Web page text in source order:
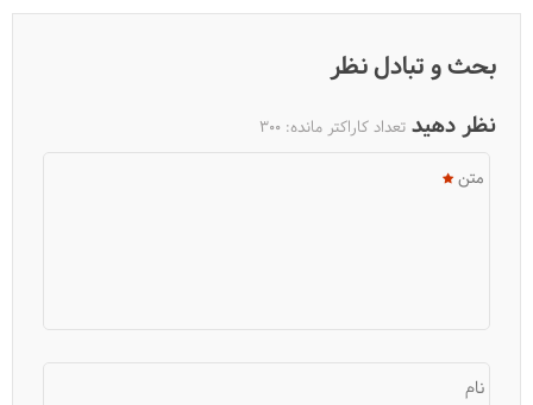
بحث و تبادل نظر
نظر دهید تعداد کاراکتر مانده: 300
متن
نام